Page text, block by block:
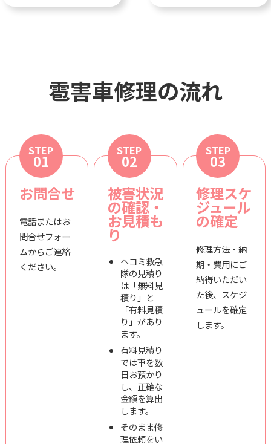
雹害車修理の流れ
STEP
01
お問合せ
電話またはお
問合せフォー
ムからご連絡
ください。
STEP
02
被害状況
の確認・
お見積も
り
ヘコミ救急
隊の見積り
は「無料見
積り」と
「有料見積
り」があり
ます。
有料見積り
では車を数
日お預かり
し、正確な
金額を算出
します。
そのまま修
理依頼をい
STEP
03
修理スケ
ジュール
の確定
修理方法・納
期・費用にご
納得いただい
た後、スケジ
ュールを確定
します。